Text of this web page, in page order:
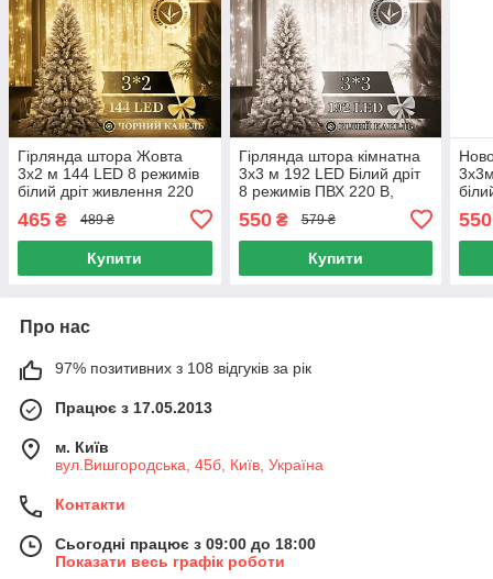
Гірлянда штора Жовта
3х2 м 144 LED 8 режимів
білий дріт живлення 220
В, Гірлянда Штора 3х2 м
жовта 144 діоди
465 ₴ 489 ₴
Купити
Гірлянда штора кімнатна
3х3 м 192 LED Білий дріт
8 режимів ПВХ 220 В,
Біла 3х3 м
550₴ 579 ₴
Купити
550
Про нас
97% позитивних з 108 відгуків за рік
Працює з 17.05.2013
м. Київ
вул.Вишгородська, 45б, Київ, Україна
Контакти
Сьогодні працює з 09:00 до 18:00
Показати весь графік роботи